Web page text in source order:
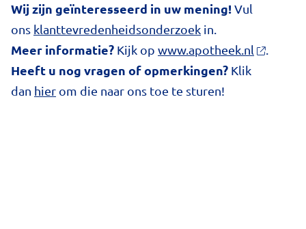
Wij zijn geïnteresseerd in uw mening!Vul
ons klanttevredenheidsonderzoek in.
Meer informatie? Kijk op www.apotheek.nl
Heeft u nog vragen of opmerkingen? Klik
dan hier om die naar ons toe te sturen!